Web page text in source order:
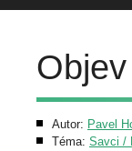
Autor: Pavel
Téma: Savci /